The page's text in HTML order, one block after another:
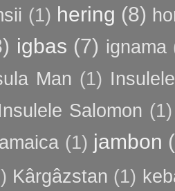
(1) hering (8)
igbas (7) ignama
Man (1)
Salomon (1)
(1) jambon
Kârgâzstan (1)